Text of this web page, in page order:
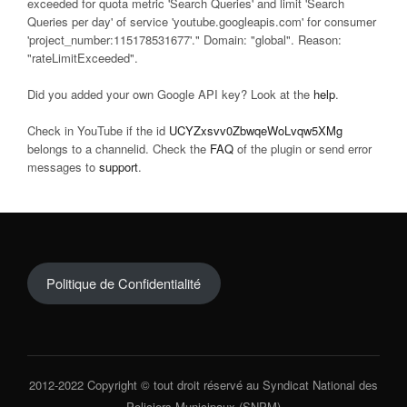
Queries per day' of service 'youtube.googleapis.com' for consumer
'project_number:115178531677'." Domain: "global". Reason:
"rateLimitExceeded".
Did you added your own Google API key? Look at the help.
Check in YouTube if the id UCYZxsvv0ZbwqeWoLvqw5XMg
belongs to a channelid. Check the FAQ of the plugin or send error
messages to support.
Politique de Confidentialité
2012-2022 Copyright © tout droit réservé au Syndicat National des